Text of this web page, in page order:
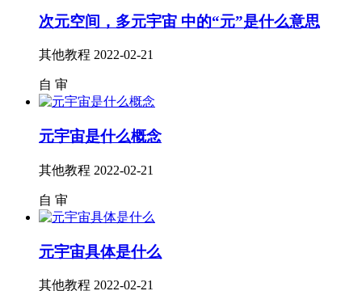
次元空间，多元宇宙 中的“元”是什么意思
其他教程 2022-02-21
自 审
元宇宙是什么概念
其他教程 2022-02-21
自 审
元宇宙具体是什么
其他教程 2022-02-21